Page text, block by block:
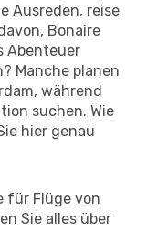
Ausreden, reise
Bonaire
Abenteuer
Manche planen
während
suchen. Wie
hier genau
für Flüge von
Sie alles über